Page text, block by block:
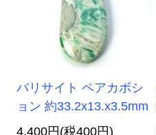
バリサイト ペアカボシ
ョン 約33.2x13.x3.5mm
4,400円(税400円)